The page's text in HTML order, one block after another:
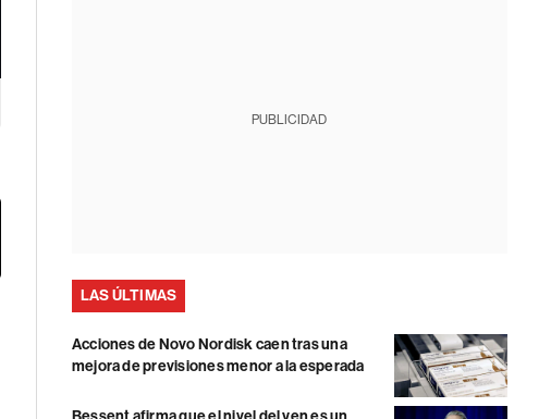
PUBLICIDAD
LAS ÚLTIMAS
Acciones de Novo Nordisk caen tras una
mejora de previsiones menor a la esperada